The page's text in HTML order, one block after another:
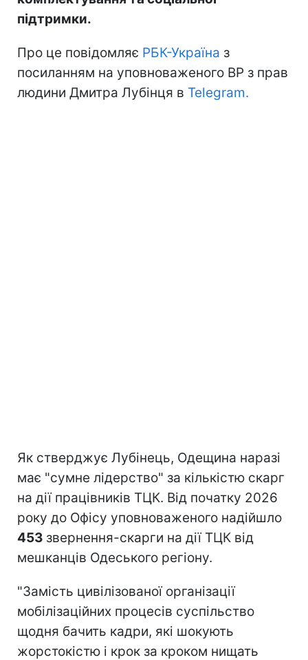
підтримки.
Про це повідомляє РБК-Україна з
посиланням на уповноваженого ВР з прав
людини Дмитра Лубінця в Telegram.
Як стверджує Лубінець, Одещина наразі
має "сумне лідерство" за кількістю скарг
на дії працівників ТЦК. Від початку 2026
року до Офісу уповноваженого надійшло
453 звернення-скарги на дії ТЦК від
мешканців Одеського регіону.
"Замість цивілізованої організації
мобілізаційних процесів суспільство
щодня бачить кадри, які шокують
жорстокістю і крок за кроком нищать